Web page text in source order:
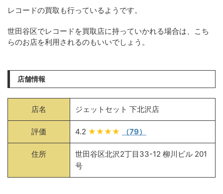
レコードの買取も行っているようです。
世田谷区でレコードを買取店に持っていかれる場合は、こち
らのお店を利用されるのもいいでしょう。
店舗情報
店名 ジェットセット 下北沢店
評価 4.2 ★★★★ （79）
住所
世田谷区北沢2丁目33-12 柳川ビル 201
号